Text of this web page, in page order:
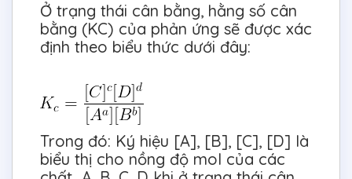
Ở trạng thái cân bằng, hằng số cân
bằng (KC) của phản ứng sẽ được xác
định theo biểu thức dưới đây:
Trong đó: Ký hiệu [A], [B], [C], [D] là
biểu thị cho nồng độ mol của các